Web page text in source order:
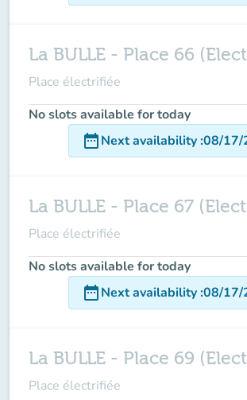
La BULLE - Place 66
Place électrifiée
No slots available for today
date_rangeNext availability:08/17/
La BULLE - Place 67
Place électrifiée
No slots available for today
date_rangeNext availability:08/17/
La BULLE - Place 69
Place électrifiée